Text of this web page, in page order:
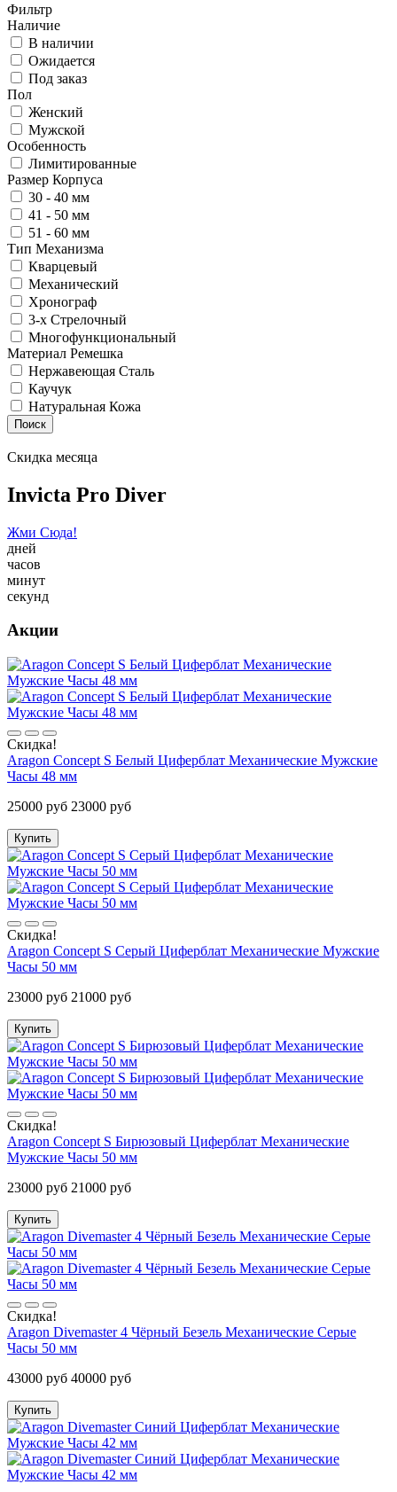
Фильтр
Наличие
В наличии
Ожидается
Под заказ
Пол
Женский
Мужской
Особенность
Лимитированные
Размер Корпуса
30 - 40 мм
41 - 50 мм
51 - 60 мм
Тип Механизма
Кварцевый
Механический
Хронограф
3-х Стрелочный
Многофункциональный
Материал Ремешка
Нержавеющая Сталь
Каучук
Натуральная Кожа
Поиск
Скидка месяца
Invicta Pro Diver
Жми Сюда!
дней
часов
минут
секунд
Акции
Скидка!
Aragon Concept S Белый Циферблат Механические Мужские
Часы 48 мм
25000 руб 23000 руб
Купить
Скидка!
Aragon Concept S Серый Циферблат Механические Мужские
Часы 50 мм
23000 руб 21000 руб
Купить
Скидка!
Aragon Concept S Бирюзовый Циферблат Механические
Мужские Часы 50 мм
23000 руб 21000 руб
Купить
Скидка!
Aragon Divemaster 4 Чёрный Безель Механические Серые
Часы 50 мм
43000 руб 40000 руб
Купить